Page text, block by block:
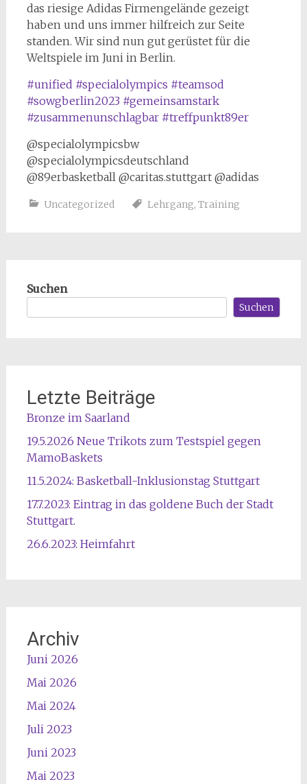
das riesige Adidas Firmengelände gezeigt
haben und uns immer hilfreich zur Seite
standen. Wir sind nun gut gerüstet für die
Weltspiele im Juni in Berlin.
#unified #specialolympics #teamsod
#sowgberlin2023 #gemeinsamstark
#zusammenunschlagbar #treffpunkt89er
@specialolympicsbw
@specialolympicsdeutschland
@89erbasketball @caritas.stuttgart @adidas
Uncategorized Lehrgang, Training
Suchen
Suchen
Letzte Beiträge
Bronze im Saarland
19.5.2026 Neue Trikots zum Testspiel gegen
MamoBaskets
11.5.2024: Basketball-Inklusionstag Stuttgart
17.7.2023: Eintrag in das goldene Buch der Stadt
Stuttgart.
26.6.2023: Heimfahrt
Archiv
Juni 2026
Mai 2026
Mai 2024
Juli 2023
Juni 2023
Mai 2023